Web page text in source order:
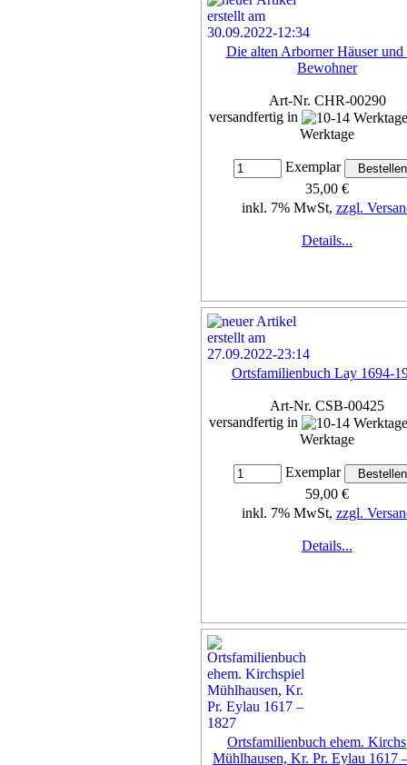
Die alten Arborner Häuser und
Bewohner
Art-Nr. CHR-00290
versandfertig in
Werktage
Exemplar
35,00 €
inkl. 7% MwSt, zzgl.
Details...
Ortsfamilienbuch Lay 1694-
Art-Nr. CSB-00425
versandfertig in
Werktage
Exemplar
59,00 €
inkl. 7% MwSt, zzgl.
Details...
Ortsfamilienbuch ehem.
Mühlhausen, Kr. Pr. Eylau 1617